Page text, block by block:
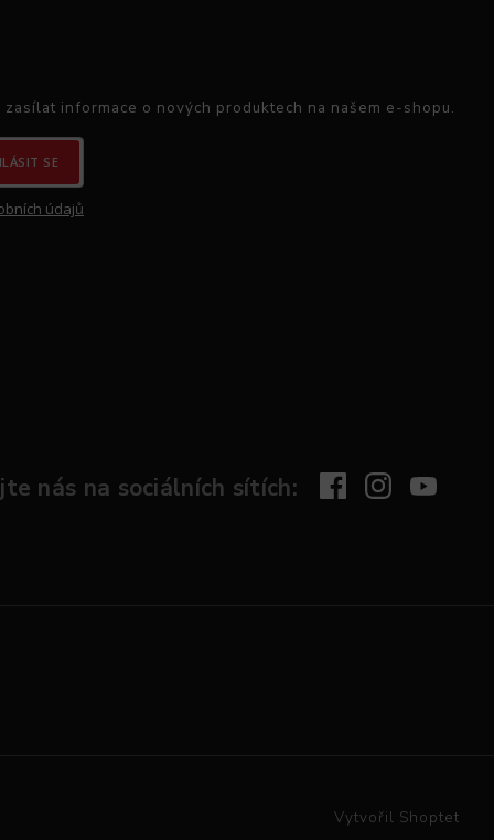
informace o nových produktech na našem e-shopu.
SE
údajů
nás na sociálních sítích:
Vytvořil Shoptet